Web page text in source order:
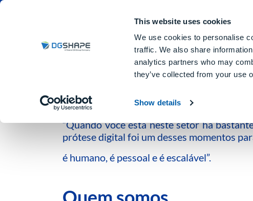
This website uses cookies
We use cookies to personalise
traffic. We also share
analytics partners who may
they’ve collected from your use
Show details
Dental Milling Machines
Da tradição à transformação.
DGSHAPE
“Quando você está neste setor há
prótese digital foi um desses momentos
é humano, é pessoal e é escalável”.